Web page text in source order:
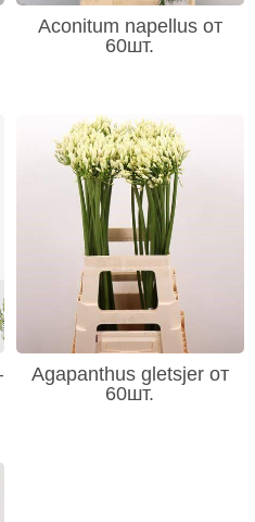
Aconitum napellus от
60шт.
Agapanthus gletsjer от
60шт.